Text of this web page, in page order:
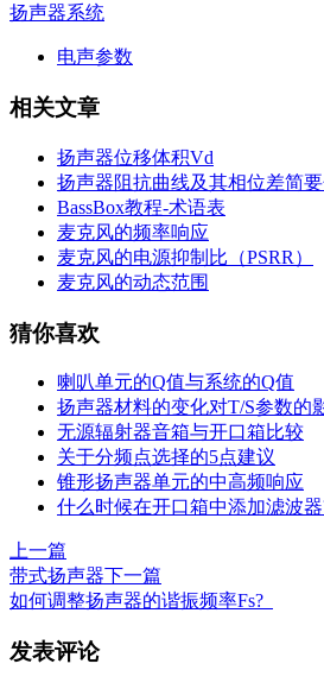
扬声器系统
电声参数
相关文章
扬声器位移体积Vd
扬声器阻抗曲线及其相位差简
BassBox教程-术语表
麦克风的频率响应
麦克风的电源抑制比（PSRR）
麦克风的动态范围
猜你喜欢
喇叭单元的Q值与系统的Q值
扬声器材料的变化对T/S参数的
无源辐射器音箱与开口箱比较
关于分频点选择的5点建议
锥形扬声器单元的中高频响应
什么时候在开口箱中添加滤波器
上一篇
带式扬声器下一篇
如何调整扬声器的谐振频率Fs?
发表评论